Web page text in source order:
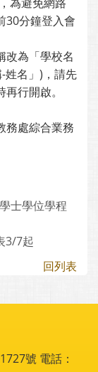
30分鐘登入會
改為「學校名
姓名」)，請先
行開啟。
務處綜合業務
士學位學程
3/7起
回列表
號 電話：